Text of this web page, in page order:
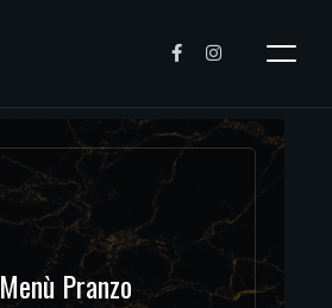
Menù Pranzo